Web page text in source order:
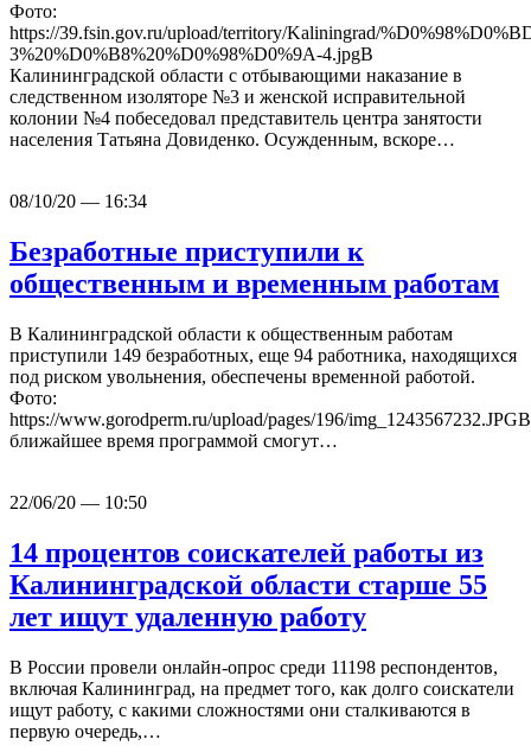
Фото:
https://39.fsin.gov.ru/upload/territory/Kaliningrad/
3%20%D0%B8%20%D0%98%D0%9A-4.jpgВ
Калининградской области с отбывающими наказание в
следственном изоляторе №3 и женской исправительной
колонии №4 побеседовал представитель центра занятости
населения Татьяна Довиденко. Осужденным, вскоре…
08/10/20 — 16:34
Безработные приступили к
общественным и временным работам
В Калининградской области к общественным работам
приступили 149 безработных, еще 94 работника, находящихся
под риском увольнения, обеспечены временной работой.
Фото:
https://www.gorodperm.ru/upload/pages/196/img_1243567232.JPGВ
ближайшее время программой смогут…
22/06/20 — 10:50
14 процентов соискателей работы из
Калининградской области старше 55
лет ищут удаленную работу
В России провели онлайн-опрос среди 11198 респондентов,
включая Калининград, на предмет того, как долго соискатели
ищут работу, с какими сложностями они сталкиваются в
первую очередь,…